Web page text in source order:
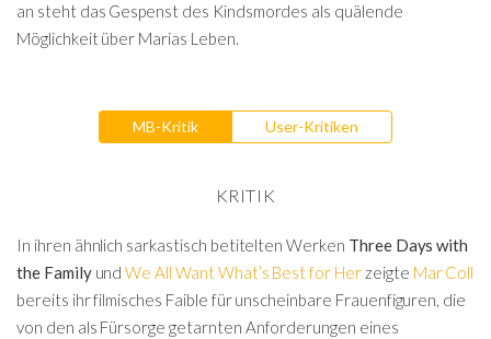
an steht das Gespenst des Kindsmordes als quälende
Möglichkeit über Marias Leben.
MB-Kritik User-Kritiken
KRITIK
In ihren ähnlich sarkastisch betitelten Werken Three Days with
the FamilyundWe All Want What’s Best for Herzeigte Mar Coll
bereits ihr filmisches Faible für unscheinbare Frauenfiguren, die
von den als Fürsorge getarnten Anforderungen eines